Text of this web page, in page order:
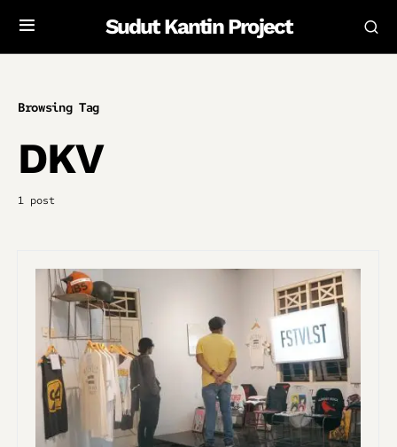
Sudut Kantin Project
Browsing Tag
DKV
1 post